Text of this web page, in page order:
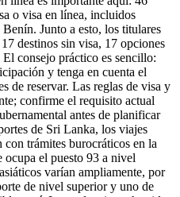
o visa en línea, incluidos
Junto a esto, los titulares
destinos sin visa, 17 opciones
consejo práctico es sencillo:
y tenga en cuenta el
de reservar. Las reglas de visa y
confirme el requisito actual
antes de planificar
de Sri Lanka, los viajes
trámites burocráticos en la
ocupa el puesto 93 a nivel
varían ampliamente, por
de nivel superior y uno de